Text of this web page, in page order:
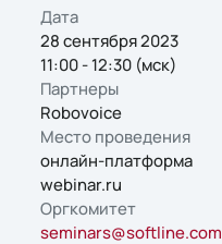
Дата
28 сентября 2023
11:00 - 12:30 (мск)
Партнеры
Robovoice
Место проведения
онлайн-платформа
webinar.ru
Оргкомитет
seminars@softline.com